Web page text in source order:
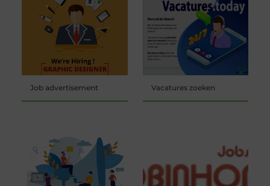
Job advertisement Vacatures zoeken